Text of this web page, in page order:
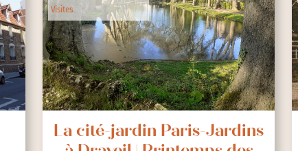
Visites
La cité-jardin Paris-Jardins